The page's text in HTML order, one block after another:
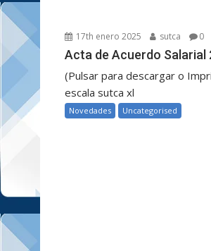
17th enero 2025 sutca 0
Acta de Acuerdo Salarial
(Pulsar para descargar o
escala sutca xl
Novedades Uncategorised